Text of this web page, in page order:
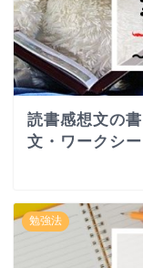
読書感想文の
文・ワークシ
勉強法